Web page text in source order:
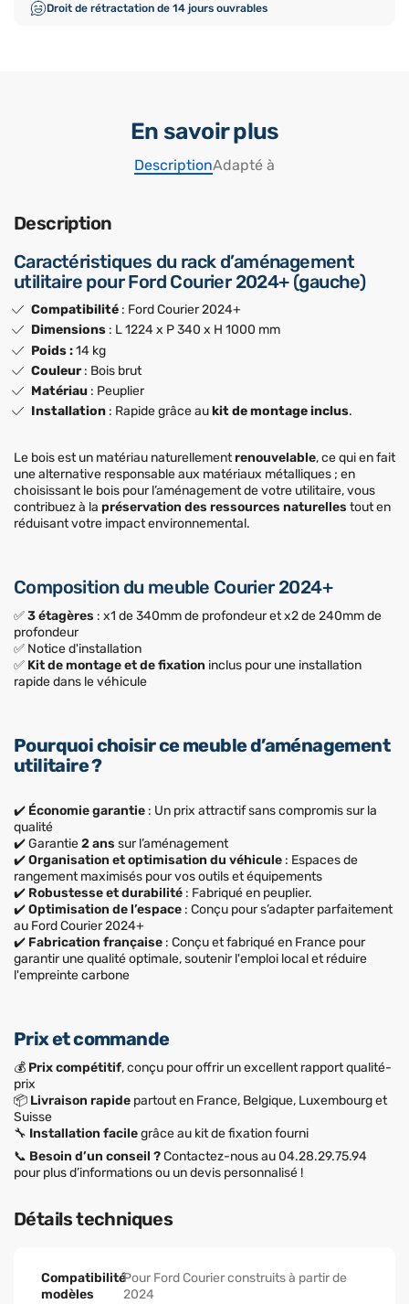
Droit de rétractation de 14 jours ouvrables
En savoir plus
DescriptionAdapté à
Description
Caractéristiques du rack d’aménagement
utilitaire pour Ford Courier 2024+ (gauche)
Compatibilité : Ford Courier 2024+
Dimensions : L 1224 x P 340 x H 1000 mm
Poids :14 kg
Couleur: Bois brut
Matériau : Peuplier
Installation : Rapide grâce aukit de montage inclus.
Le bois est un matériau naturellementrenouvelable, ce qui en fait
une alternative responsable aux matériaux métalliques ; en
choisissant le bois pour l’aménagement de votre utilitaire, vous
contribuez à la préservation des ressources naturelles tout en
réduisant votre impact environnemental.
Composition du meuble Courier 2024+
✅3 étagères : x1 de 340mm de profondeur et x2 de 240mm de
profondeur
✅ Notice d'installation
✅ Kit de montage et de fixation inclus pour une installation
rapide dans le véhicule
Pourquoi choisir ce meuble d’aménagement
utilitaire ?
✔️ Économie garantie : Un prix attractif sans compromis sur la
qualité
✔️ Garantie2 ans sur l’aménagement
✔️Organisation et optimisation du véhicule : Espaces de
rangement maximisés pour vos outils et équipements
✔️ Robustesse et durabilité : Fabriqué en peuplier.
✔️Optimisation de l’espace : Conçu pour s’adapter parfaitement
au Ford Courier 2024+
✔️ Fabrication française : Conçu et fabriqué en France pour
garantir une qualité optimale, soutenir l'emploi local et réduire
l'empreinte carbone
Prix et commande
💰 Prix compétitif, conçu pour offrir un excellent rapport qualité-
prix
📦 Livraison rapide partout en France, Belgique, Luxembourg et
Suisse
🔧 Installation facilegrâce au kit de fixation fourni
📞 Besoin d’un conseil ?Contactez-nous au 04.28.29.75.94
pour plus d’informations ou un devis personnalisé !
Détails techniques
Compatibilité
modèles
Pour Ford Courier construits à partir de
2024